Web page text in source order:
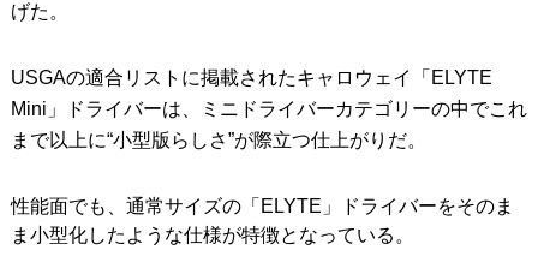
げた。
USGAの適合リストに掲載されたキャロウェイ「ELYTE
Mini」ドライバーは、ミニドライバーカテゴリーの中でこれ
まで以上に“小型版らしさ”が際立つ仕上がりだ。
性能面でも、通常サイズの「ELYTE」ドライバーをそのま
ま小型化したような仕様が特徴となっている。
Editor’s Picks
Our Team 私たちのチーム
Our Mission 私たちの使命